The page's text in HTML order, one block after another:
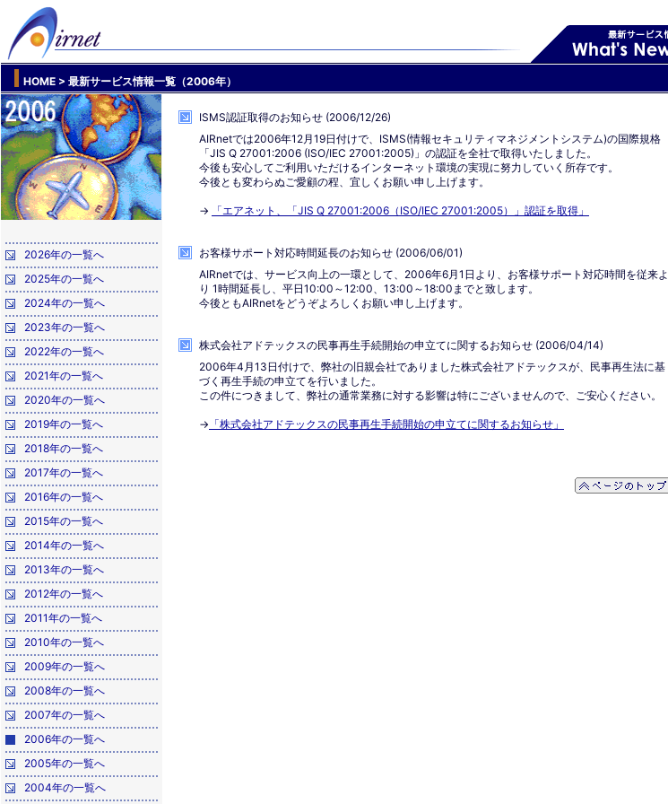
HOME > 最新サービス情報一覧（2006年）
2026年の一覧へ
2025年の一覧へ
2024年の一覧へ
2023年の一覧へ
2022年の一覧へ
2021年の一覧へ
2020年の一覧へ
2019年の一覧へ
2018年の一覧へ
2017年の一覧へ
2016年の一覧へ
2015年の一覧へ
2014年の一覧へ
2013年の一覧へ
2012年の一覧へ
2011年の一覧へ
2010年の一覧へ
2009年の一覧へ
2008年の一覧へ
2007年の一覧へ
2006年の一覧へ
2005年の一覧へ
2004年の一覧へ
ISMS認証取得のお知らせ (2006/12/26)
AIRnetでは2006年12月19日付けで、ISMS(情報セキュリティマネジメントシステム)の国際規格
「JIS Q 27001:2006 (ISO/IEC 27001:2005)」の認証を全社で取得いたしました。
今後も安心してご利用いただけるインターネット環境の実現に努力していく所存です。
今後とも変わらぬご愛顧の程、宜しくお願い申し上げます。
→ 「エアネット、「JIS Q 27001:2006（ISO/IEC 27001:2005）」認証を取得」
お客様サポート対応時間延長のお知らせ (2006/06/01)
AIRnetでは、サービス向上の一環として、2006年6月1日より、お客様サポート対応時間を従来よ
り 1時間延長し、平日10:00～12:00、13:00～18:00までと致します。
今後ともAIRnetをどうぞよろしくお願い申し上げます。
株式会社アドテックスの民事再生手続開始の申立てに関するお知らせ (2006/04/14)
2006年4月13日付けで、弊社の旧親会社でありました株式会社アドテックスが、民事再生法に基
づく再生手続の申立てを行いました。
この件につきまして、弊社の通常業務に対する影響は特にございませんので、ご安心ください。
→ 「株式会社アドテックスの民事再生手続開始の申立てに関するお知らせ」